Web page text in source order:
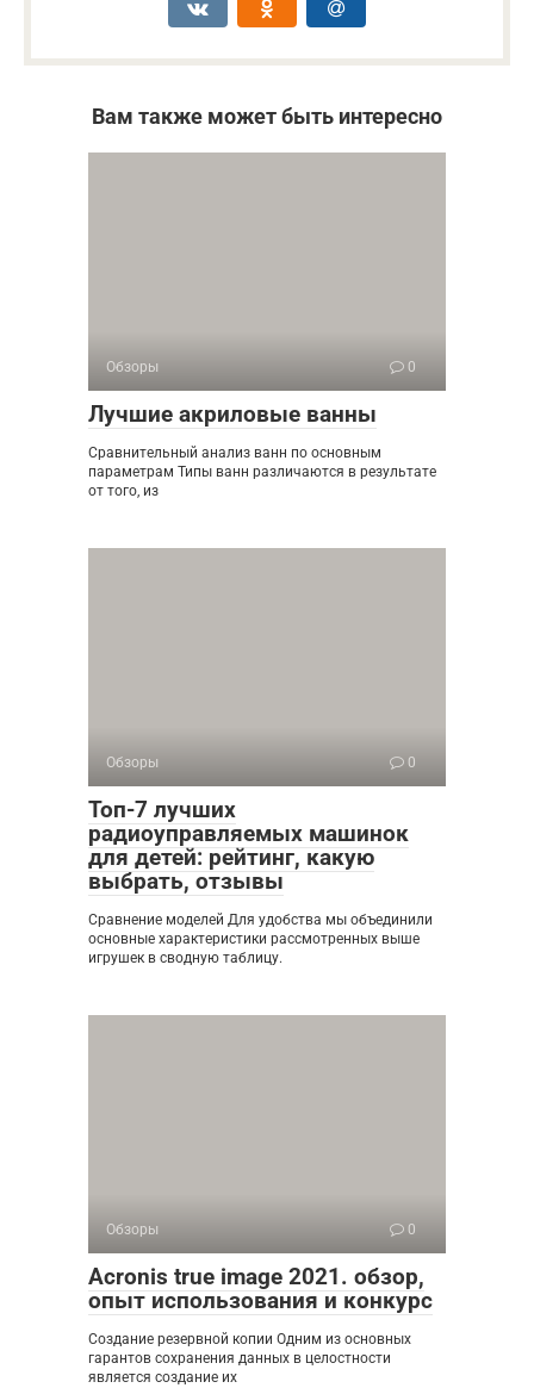
Вам также может быть интересно
Обзоры 0
Лучшие акриловые ванны
Сравнительный анализ ванн по основным
параметрам Типы ванн различаются в результате
от того, из
Обзоры 0
Топ-7 лучших
радиоуправляемых машинок
для детей: рейтинг, какую
выбрать, отзывы
Сравнение моделей Для удобства мы объединили
основные характеристики рассмотренных выше
игрушек в сводную таблицу.
Обзоры 0
Acronis true image 2021. обзор,
опыт использования и конкурс
Создание резервной копии Одним из основных
гарантов сохранения данных в целостности
является создание их